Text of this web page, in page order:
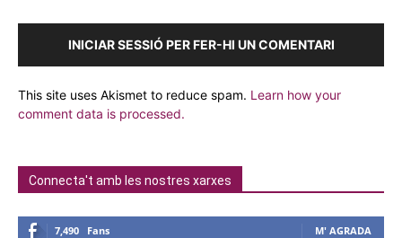
INICIAR SESSIÓ PER FER-HI UN COMENTARI
This site uses Akismet to reduce spam. Learn how your
comment data is processed.
Connecta't amb les nostres xarxes
7,490 Fans M' AGRADA